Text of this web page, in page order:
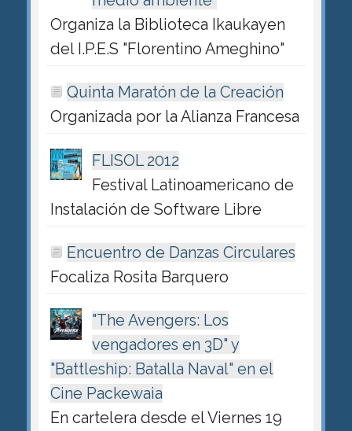
Organiza la Biblioteca Ikaukayen
del I.P.E.S "Florentino Ameghino"
Quinta Maratón de la Creación
Organizada por la Alianza Francesa
FLISOL 2012
Festival Latinoamericano de
Instalación de Software Libre
Encuentro de Danzas Circulares
Focaliza Rosita Barquero
"The Avengers: Los
vengadores en 3D" y
"Battleship: Batalla Naval" en el
Cine Packewaia
En cartelera desde el Viernes 19